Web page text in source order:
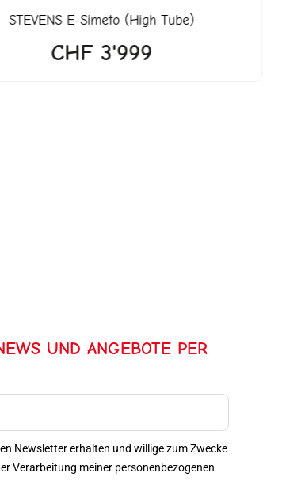
STEVENSE-Simeto (High Tube)
CHF3'999
UND ANGEBOTE PER
Newsletter erhalten und willige zum Zwecke
Verarbeitung meiner personenbezogenen